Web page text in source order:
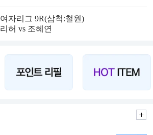
여자리그 9R(삼척:철원)
리허 vs 조혜연